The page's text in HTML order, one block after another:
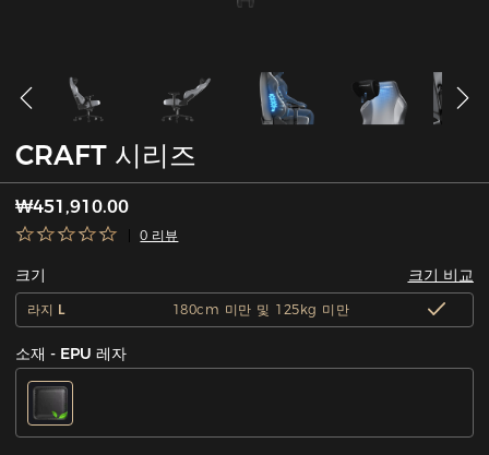
CRAFT 시리즈
₩451,910.00
0 리뷰
크기 크기 비교
라지 L 180cm 미만 및 125kg 미만
소재 - EPU 레자